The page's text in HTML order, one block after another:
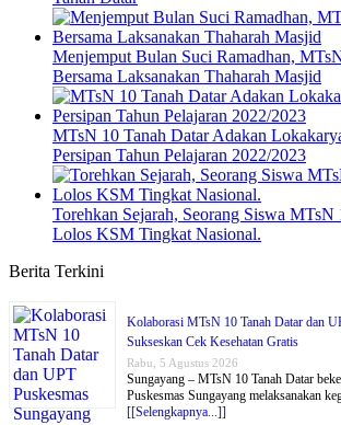
Menjemput Bulan Suci Ramadhan,
Bersama Laksanakan Thaharah Masjid
MTsN 10 Tanah Datar Adakan
Persipan Tahun Pelajaran 2022/2023
Torehkan Sejarah, Seorang Siswa MTsN
Lolos KSM Tingkat Nasional.
Berita Terkini
Kolaborasi MTsN 10 Tanah Datar dan
Sukseskan Cek Kesehatan Gratis
Rabu, 5 Agustus 2026
Sungayang – MTsN 10 Tanah Datar
Puskesmas Sungayang melaksanakan
[[Selengkapnya...]]